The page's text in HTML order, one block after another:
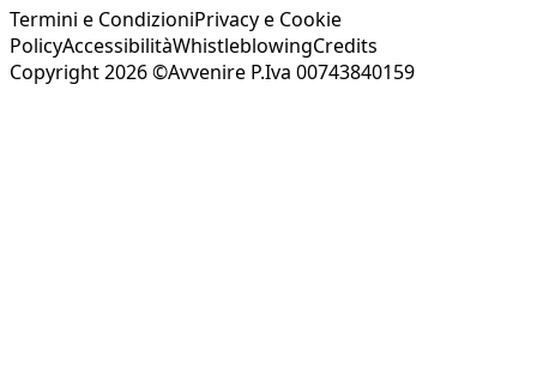
Termini e CondizioniPrivacy e Cookie
PolicyAccessibilitàWhistleblowingCredits
Copyright 2026 ©Avvenire P.Iva 00743840159